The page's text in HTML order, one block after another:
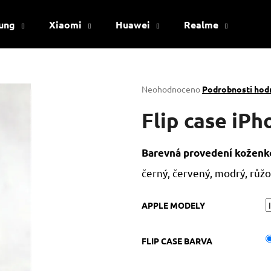
Xiaomi Huawei Realme
Průměrné
produktu
je
5
hvězdiček.
Neohodnoceno Podrobnosti
Flip case
Barevná provedení
černý, červený, modrý,
APPLE MODELY
FLIP CASE BARVA
HLEDAT